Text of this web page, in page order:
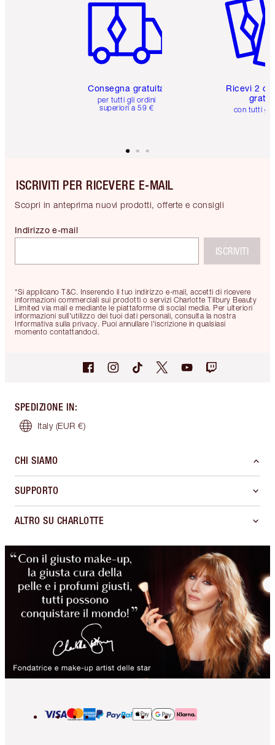
Consegna gratuita
per tutti gli ordini
superiori a 59 €
Ricevi 2
con tutti gli
ISCRIVITI PER RICEVERE E-MAIL
Scopri in anteprima nuovi prodotti, offerte e consigli
*Si applicano T&C. Inserendo il tuo indirizzo e-mail, accetti di ricevere
informazioni commerciali sui prodotti o servizi Charlotte Tilbury Beauty
Limited via mail e mediante le piattaforme di social media. Per ulteriori
informazioni sull'utilizzo dei tuoi dati personali, consulta la nostra
Informativa sulla privacy. Puoi annullare l'iscrizione in qualsiasi
momento contattandoci.
Indirizzo e-mail
ISCRIVITI
SPEDIZIONE IN :
Italy (EUR €)
CHI SIAMO
SUPPORTO
ALTRO SU CHARLOTTE